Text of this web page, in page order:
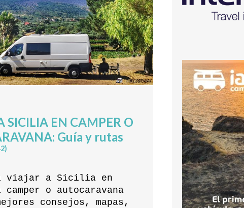
SICILIA EN CAMPER O
Guía y rutas
viajar a Sicilia en
camper o autocaravana
consejos, mapas,